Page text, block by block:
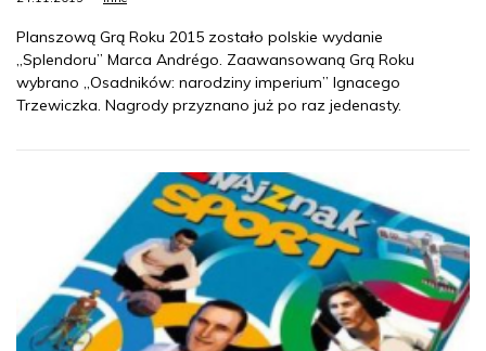
Planszową Grą Roku 2015 zostało polskie wydanie
„Splendoru” Marca Andrégo. Zaawansowaną Grą Roku
wybrano „Osadników: narodziny imperium” Ignacego
Trzewiczka. Nagrody przyznano już po raz jedenasty.